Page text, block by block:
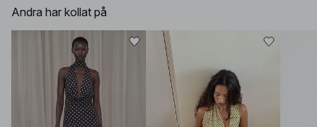
Andra har kollat på